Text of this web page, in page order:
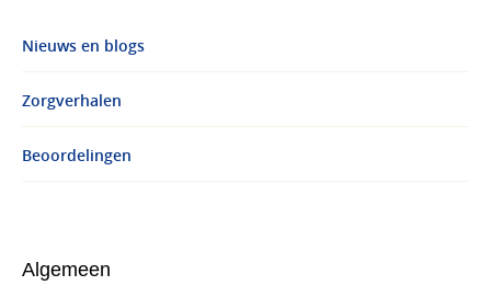
Nieuws en blogs
Zorgverhalen
Beoordelingen
Algemeen